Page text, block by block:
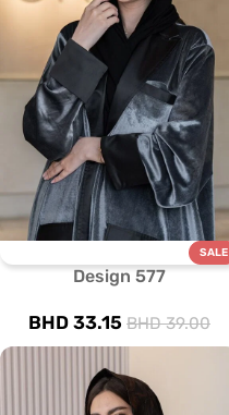
SALE
Design 577
BHD39.00
BHD 33.15